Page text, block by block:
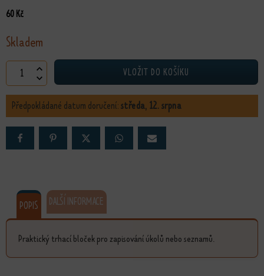
60 Kč
Skladem
ToDo bloček množství VLOŽIT DO KOŠÍKU
Předpokládané datum doručení:středa, 12. srpna
POPIS DALŠÍ INFORMACE
Praktický trhací bloček pro zapisování úkolů nebo seznamů.